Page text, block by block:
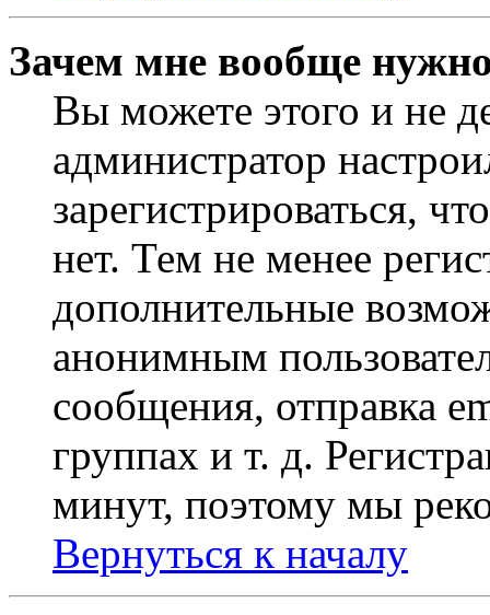
Зачем мне вообще
Вы можете этого и не
администратор
зарегистрироваться,
нет. Тем не менее
дополнительные
анонимным
сообщения, отправка
группах и т. д.
минут, поэтому мы
Вернуться к началу